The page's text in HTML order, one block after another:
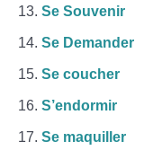
Se Souvenir
Se Demander
Se coucher
S’endormir
Se maquiller